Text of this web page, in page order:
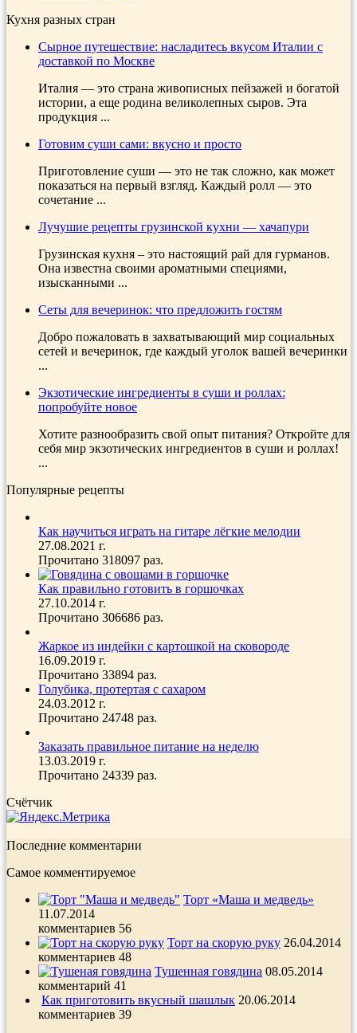
Кухня разных стран
Сырное путешествие: насладитесь вкусом Италии с
доставкой по Москве
Италия — это страна живописных пейзажей и богатой
истории, а еще родина великолепных сыров. Эта
продукция ...
Готовим суши сами: вкусно и просто
Приготовление суши — это не так сложно, как может
показаться на первый взгляд. Каждый ролл — это
сочетание ...
Лучушие рецепты грузинской кухни — хачапури
Грузинская кухня – это настоящий рай для гурманов.
Она известна своими ароматными специями,
изысканными ...
Сеты для вечеринок: что предложить гостям
Добро пожаловать в захватывающий мир социальных
сетей и вечеринок, где каждый уголок вашей вечеринки
...
Экзотические ингредиенты в суши и роллах:
попробуйте новое
Хотите разнообразить свой опыт питания? Откройте для
себя мир экзотических ингредиентов в суши и роллах!
...
Популярные рецепты
Как научиться играть на гитаре лёгкие мелодии
27.08.2021 г.
Прочитано 318097 раз.
Как правильно готовить в горшочках
27.10.2014 г.
Прочитано 306686 раз.
Жаркое из индейки с картошкой на сковороде
16.09.2019 г.
Прочитано 33894 раз.
Голубика, протертая с сахаром
24.03.2012 г.
Прочитано 24748 раз.
Заказать правильное питание на неделю
13.03.2019 г.
Прочитано 24339 раз.
Счётчик
Последние комментарии
Самое комментируемое
Торт «Маша и медведь»
11.07.2014
комментариев 56
Торт на скорую руку 26.04.2014
комментариев 48
Тушенная говядина 08.05.2014
комментарий 41
Как приготовить вкусный шашлык 20.06.2014
комментариев 39